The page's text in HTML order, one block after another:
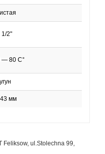
1/2"
— 80 C°
мм
Feliksow, ul.Stolechna 99,